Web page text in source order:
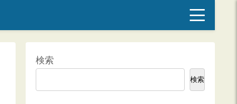
検索
検索